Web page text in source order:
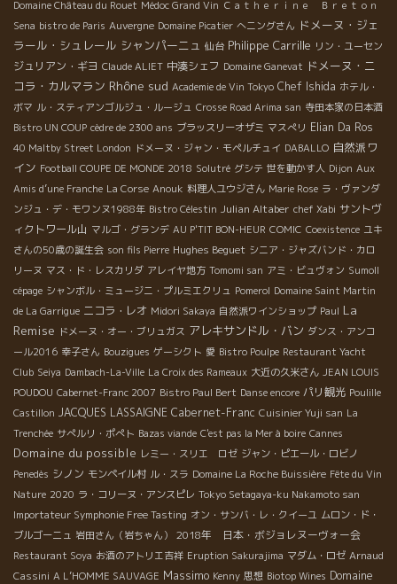
いつ会ってもクールで笑顔のLoic Roure＊ロイック・ルール、
ヌ・デュ・ポシーブル。ロイックのワインは、コクがあり、ダーク
バランスがしっかり取れたワインです。 Cours Toujours＊クール
たマカブ（70％）とカリニャン・グリ（30％）は樹齢60年！ミネ
飲める白です。 C’est pas la mer à boire ＊セ・パ・ラ・メール・
ッシュとカリニャンとシラーのアセンブラージュ・ワイン。骨格が
チョコの香りもうっすらしてくる、熟成されたフルーツがギッシ
ゥ・ビュ・オル・ノッツ・トゥ・ビュ2014はグルナッシュとムル
シオン・カルボニックしたもの。各品種の特徴、フルーツの甘み、
楽しめます。 Pataquès＊パタキェス2014は半分グルナッシュ、そ
シラー、ムルヴェードル。とても飲みやすく、うっかり飲んでいま
くるワインです！ 最後はCouma Aco＊クマ・アコ2014のマグナム
とした隠し味が・・・！今もうすでにエレガントで繊細なシラー
倍美味くなっていそうな一本！
久しぶりに会ったClos Léonine ＊クロ・レオニンのStéphane
ん。仲良かったからうれしい！！彼のワインは全部マセラシオン・
ーティー！ 例えばプリムールのAmédée＊アメデ2015（シラー
南とは思えないサッパリ感！これは飲まないと損！ Bottle Neck＊
とグルナッシュ）は、グワッと一瞬で入ってくる濃厚な黒味フルー
やかで滑らかな口当たりにビックリ！ Carbon14＊カルボン14はグ
やすく出ています。チョコレートやイチジクの香り、ガッチリとし
していて、まさにキープ・ワイン！Stéphane曰く、3年後がベス
Mains＊レ・プチト・マン 2013はエグラパージュをされたグルナ
０ヶ月間タンクで熟成、そしてビン内で１年間熟成。スミレのよう
とスパイスの香りが綺麗に混ざりあい、口当たりは華やかで繊細で
と感動しました。 最後はQue Pasa＊ケ・パザ2014、マカブ、グル
ブレンド・ワイン。15日間マセラシオンさせた後に圧搾。ハチミツ
ラル感が大いに感じられるので、バランスが綺麗にとれたサッパリ
Domaine Château du Rouet Médoc Grand Vin Ｃａｔｈｅｒｉｎｅ Ｂｒｅｔｏｎ
Sena bistro de Paris Auvergne Domaine Picatier へニングさん ドメーヌ・ジェ
ラール・シュレール シャンパーニュ 仙台 Philippe Carrille リン・ユーセン
ジュリアン・ギヨ Claude ALIET 中湊シェフ Domaine Ganevat ドメーヌ・ニ
コラ・カルマラン Rhône sud Academie de Vin Tokyo Chef Ishida ホテル・
ボマ ル・スティアンゴルジュ・ルージュ Crosse Road Arima san 寺田本家の日本酒
Bistro UN COUP cèdre de 2300 ans ブラッスリーオザミ マスぺリ Elian Da Ros
40 Maltby Street London ドメーヌ・ジャン・モペルチュイ DABALLO 自然派ワ
イン Football COUPE DE MONDE 2018 Solutré グシテ 世を動かす人 Dijon Aux
Amis d’une Franche La Corse Anouk 料理人ユウジさん Marie Rose ラ・ヴァンダ
ンジュ・デ・モワンヌ1988年 Bistro Célestin Julian Altaber chef Xabi サントヴ
ィクトワール山 マルゴ・グランデ AU P'TIT BON-HEUR COMIC Coexistence ユキ
さんの50歳の誕生会 son fils Pierre Hughes Beguet シニア・ジャズバンド・カロ
リーヌ マス・ド・レスカリダ アレイヤ地方 Tomomi san アミ・ビュヴォン Sumoll
cépage シャンボル・ミュージニ・プルミエクリュ Pomerol Domaine Saint Martin
de La Garrigue ニコラ・レオ Midori Sakaya 自然派ワインショップ Paul La
Remise ドメーヌ・オー・ブリュガス アレキサンドル・バン ダンス・アンコ
ール2016 幸子さん Bouzigues ゲーシクト 愛 Bistro Poulpe Restaurant Yacht
Club Seiya Dambach-La-Ville La Croix des Rameaux 大近の久米さん JEAN LOUIS
POUDOU Cabernet-Franc 2007 Bistro Paul Bert Danse encore パリ観光 Poulille
Castillon JACQUES LASSAIGNE Cabernet-Franc Cuisinier Yuji san La
Trenchée サぺルリ・ポぺト Bazas viande C'est pas la Mer à boire Cannes
Domaine du possible レミー・スリエ ロゼ ジャン・ピエール・ロビノ
Penedès シノン モンペイル村 ル・スラ Domaine La Roche Buissière Fête du Vin
Nature 2020 ラ・コリーヌ・アンスピレ Tokyo Setagaya-ku Nakamoto san
Importateur Symphonie Free Tasting オン・サンバ・レ・クイーユ ムロン・ド・
ブルゴーニュ 岩田さん（岩ちゃん） 2018年 日本・ボジョレヌーヴォー会
Restaurant Soya お酒のアトリエ吉祥 Eruption Sakurajima マダム・ロゼ Arnaud
Cassini A L’HOMME SAUVAGE Massimo Kenny 思想 Biotop Wines Domaine